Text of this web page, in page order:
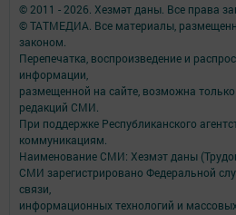
© 2011 - 2026. Хезмәт даны. Все права
© ТАТМЕДИА. Все материалы,
законом.
Перепечатка, воспроизведение и
информации,
размещенной на сайте, возможна
редакций СМИ.
При поддержке Республиканского
коммуникациям.
Наименование СМИ: Хезмэт даны
СМИ зарегистрировано Федеральной
связи,
информационных технологий и